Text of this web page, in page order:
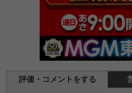
評価・コメントをする